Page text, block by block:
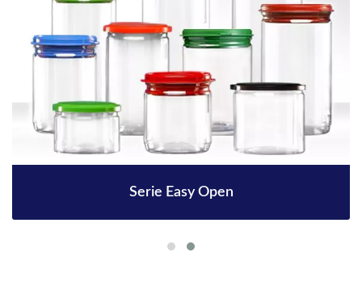
Serie Easy Open